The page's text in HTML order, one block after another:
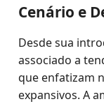
Cenário e
Desde sua
associado a
que enfatizam
expansivos. A